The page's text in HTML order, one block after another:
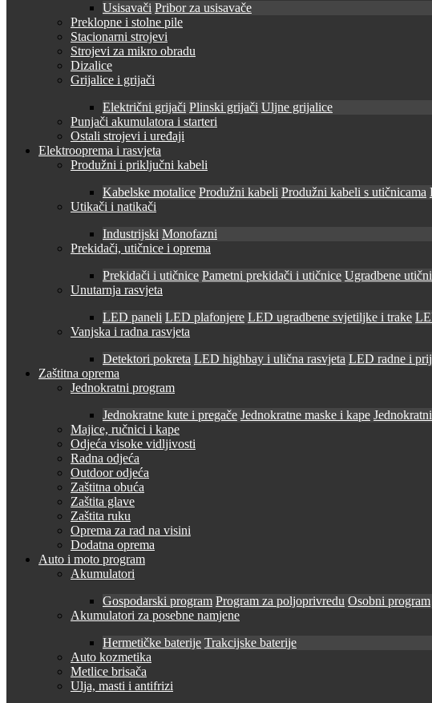
Usisavači Pribor za usisavače
Preklopne i stolne pile
Stacionarni strojevi
Strojevi za mikro obradu
Dizalice
Grijalice i grijači
Električni grijači Plinski grijači Uljne grijalice
Punjači akumulatora i starteri
Ostali strojevi i uređaji
Elektrooprema i rasvjeta
Produžni i priključni kabeli
Kabelske motalice Produžni kabeli Produžni kabeli s utičnicama
Utikači i natikači
Industrijski Monofazni
Prekidači, utičnice i oprema
Prekidači i utičnice Pametni prekidači i utičnice Ugradbene
Unutarnja rasvjeta
LED paneli LED plafonjere LED ugradbene svjetiljke i trake
Vanjska i radna rasvjeta
Detektori pokreta LED highbay i ulična rasvjeta LED radne i
Zaštitna oprema
Jednokratni program
Jednokratne kute i pregače Jednokratne maske i kape
Majice, ručnici i kape
Odjeća visoke vidljivosti
Radna odjeća
Outdoor odjeća
Zaštitna obuća
Zaštita glave
Zaštita ruku
Oprema za rad na visini
Dodatna oprema
Auto i moto program
Akumulatori
Gospodarski program Program za poljoprivredu Osobni program
Akumulatori za posebne namjene
Hermetičke baterije Trakcijske baterije
Auto kozmetika
Metlice brisača
Ulja, masti i antifrizi